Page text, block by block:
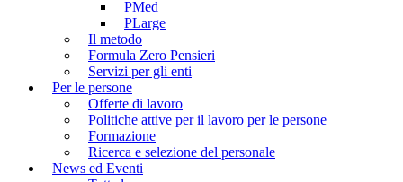
PMed
PLarge
Il metodo
Formula Zero Pensieri
Servizi per gli enti
Per le persone
Offerte di lavoro
Politiche attive per il lavoro per le persone
Formazione
Ricerca e selezione del personale
News ed Eventi